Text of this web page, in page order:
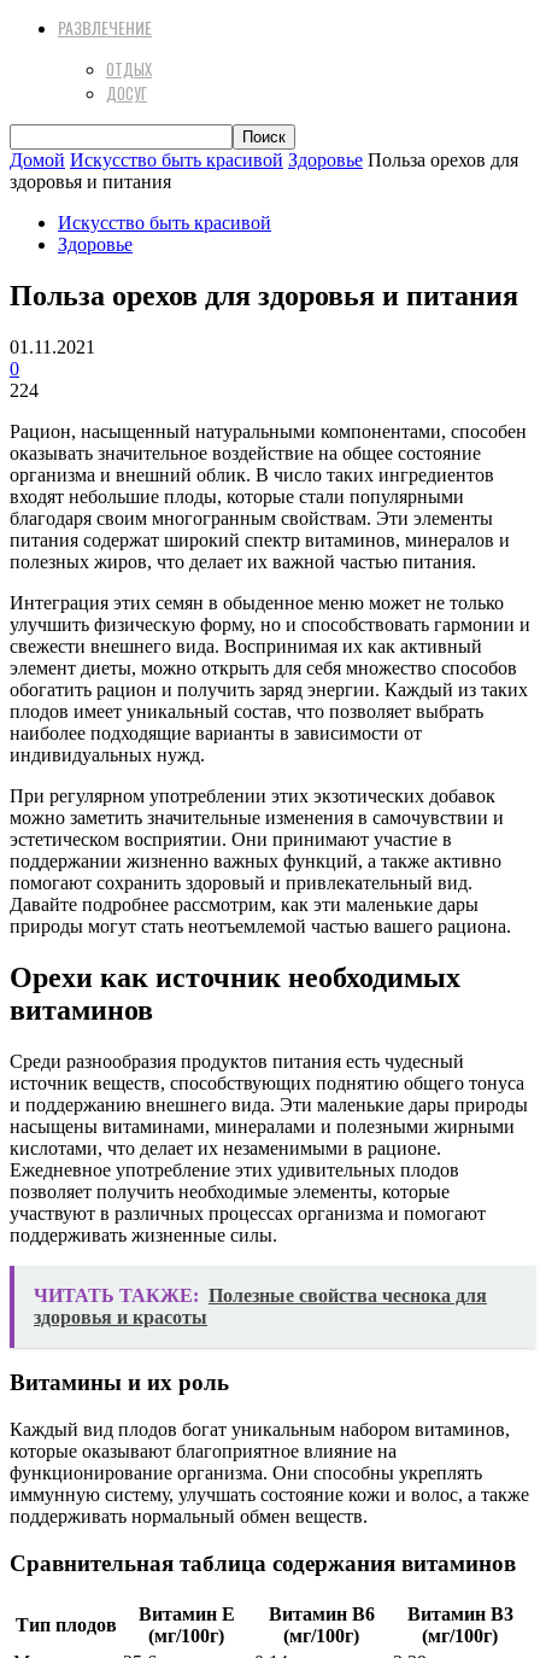
РАЗВЛЕЧЕНИЕ
ОТДЫХ
ДОСУГ
Домой Искусство быть красивой Здоровье Польза орехов для
здоровья и питания
Искусство быть красивой
Здоровье
Польза орехов для здоровья и питания
01.11.2021
0
224
Рацион, насыщенный натуральными компонентами, способен
оказывать значительное воздействие на общее состояние
организма и внешний облик. В число таких ингредиентов
входят небольшие плоды, которые стали популярными
благодаря своим многогранным свойствам. Эти элементы
питания содержат широкий спектр витаминов, минералов и
полезных жиров, что делает их важной частью питания.
Интеграция этих семян в обыденное меню может не только
улучшить физическую форму, но и способствовать гармонии и
свежести внешнего вида. Воспринимая их как активный
элемент диеты, можно открыть для себя множество способов
обогатить рацион и получить заряд энергии. Каждый из таких
плодов имеет уникальный состав, что позволяет выбрать
наиболее подходящие варианты в зависимости от
индивидуальных нужд.
При регулярном употреблении этих экзотических добавок
можно заметить значительные изменения в самочувствии и
эстетическом восприятии. Они принимают участие в
поддержании жизненно важных функций, а также активно
помогают сохранить здоровый и привлекательный вид.
Давайте подробнее рассмотрим, как эти маленькие дары
природы могут стать неотъемлемой частью вашего рациона.
Орехи как источник необходимых
витаминов
Среди разнообразия продуктов питания есть чудесный
источник веществ, способствующих поднятию общего тонуса
и поддержанию внешнего вида. Эти маленькие дары природы
насыщены витаминами, минералами и полезными жирными
кислотами, что делает их незаменимыми в рационе.
Ежедневное употребление этих удивительных плодов
позволяет получить необходимые элементы, которые
участвуют в различных процессах организма и помогают
поддерживать жизненные силы.
ЧИТАТЬ ТАКЖЕ: Полезные свойства чеснока для
здоровья и красоты
Витамины и их роль
Каждый вид плодов богат уникальным набором витаминов,
которые оказывают благоприятное влияние на
функционирование организма. Они способны укреплять
иммунную систему, улучшать состояние кожи и волос, а также
поддерживать нормальный обмен веществ.
Сравнительная таблица содержания витаминов
Тип плодов
Витамин E
(мг/100г)
Витамин B6
(мг/100г)
Витамин B3
(мг/100г)